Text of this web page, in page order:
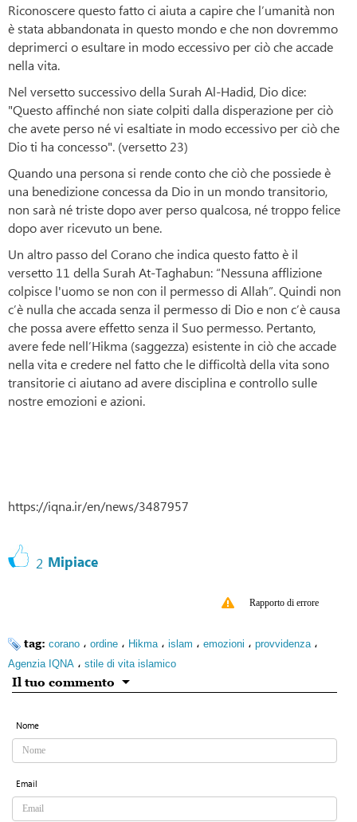
Riconoscere questo fatto ci aiuta a capire che l’umanità non
è stata abbandonata in questo mondo e che non dovremmo
deprimerci o esultare in modo eccessivo per ciò che accade
nella vita.
Nel versetto successivo della Surah Al-Hadid, Dio dice:
"Questo affinché non siate colpiti dalla disperazione per ciò
che avete perso né vi esaltiate in modo eccessivo per ciò che
Dio ti ha concesso". (versetto 23)
Quando una persona si rende conto che ciò che possiede è
una benedizione concessa da Dio in un mondo transitorio,
non sarà né triste dopo aver perso qualcosa, né troppo felice
dopo aver ricevuto un bene.
Un altro passo del Corano che indica questo fatto è il
versetto 11 della Surah At-Taghabun: “Nessuna afflizione
colpisce l'uomo se non con il permesso di Allah”. Quindi non
c’è nulla che accada senza il permesso di Dio e non c’è causa
che possa avere effetto senza il Suo permesso. Pertanto,
avere fede nell’Hikma (saggezza) esistente in ciò che accade
nella vita e credere nel fatto che le difficoltà della vita sono
transitorie ci aiutano ad avere disciplina e controllo sulle
nostre emozioni e azioni.
https://iqna.ir/en/news/3487957
2 Mipiace
Rapporto di errore
tag: corano ، ordine ، Hikma ، islam ، emozioni ، provvidenza ،
Agenzia IQNA ، stile di vita islamico
Il tuo commento
Nome
Email